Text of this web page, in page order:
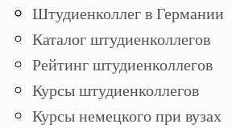
Штудиенколлег в Германии
Каталог штудиенколлегов
Рейтинг штудиенколлегов
Курсы штудиенколлегов
Курсы немецкого при вузах